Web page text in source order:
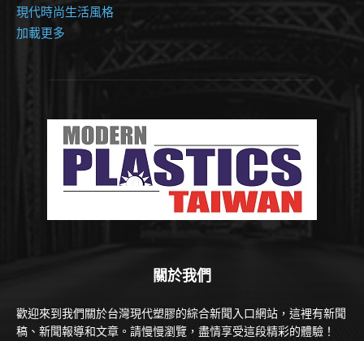
現代時尚生活風格
加載更多
關於我們
歡迎來到我們關於台灣現代塑膠的綜合新聞入口網站，這裡有新聞
稿、新聞報導和文章。請慢慢瀏覽，盡情享受這段精彩的體驗！